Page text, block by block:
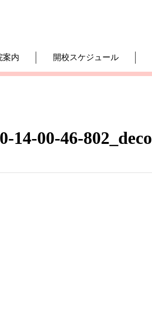
案内 開校スケジュール
14-00-46-802_deco